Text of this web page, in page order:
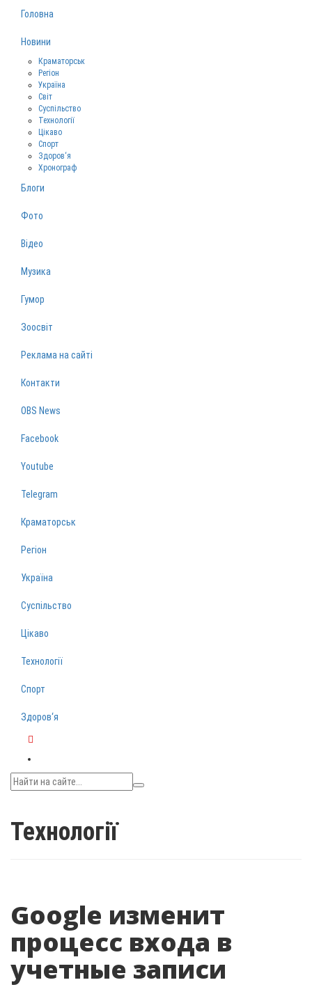
Головна
Новини
Краматорськ
Регіон
Україна
Світ
Суспільство
Технології
Цікаво
Спорт
Здоров‘я
Хронограф
Блоги
Фото
Відео
Музика
Гумор
Зоосвіт
Реклама на сайті
Контакти
OBS News
Facebook
Youtube
Telegram
Краматорськ
Регіон
Україна
Суспільство
Цікаво
Технології
Спорт
Здоров‘я
Технології
Google изменит
процесс входа в
учетные записи